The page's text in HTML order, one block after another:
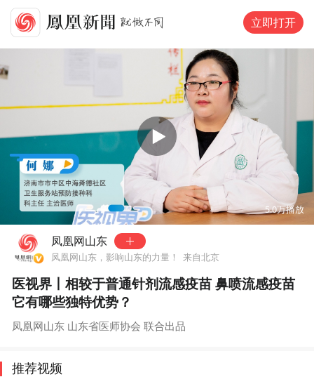
立即打开
00:00 00:26
5.0万播放
凤凰网山东
凤凰网山东，影响山东的力量！ 来自北京
医视界丨相较于普通针剂流感疫苗 鼻喷流感疫苗
它有哪些独特优势？
凤凰网山东 山东省医师协会 联合出品
推荐视频